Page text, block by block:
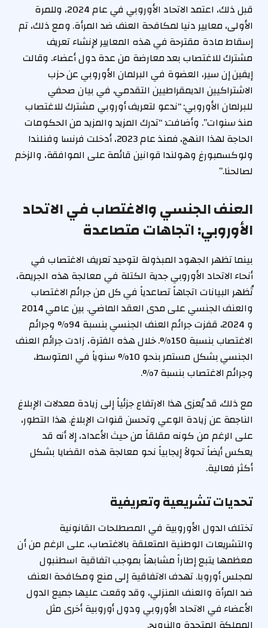
قبل ذلك، اعتمد الاتحاد الأوروبي في عام 2024، وللمرة
الأولى، معايير دنيا لمكافحة العنف ضد المرأة. ومع ذلك، تم
إسقاط مادة مقترحة في هذه المعايير لإنشاء تعريف
مشترك للاغتصاب بعد معارضة من عدة دول أعضاء. وقالت
إيفين إن سير، العضوة في البرلمان الأوروبي عن حزب
الاشتراكيين الديمقراطيين التقدمي، في بيان صحفي
للبرلمان الأوروبي: “ندعو لتعريف أوروبي مشترك للاغتصاب
منذ سنوات”. وأضافت: “تدرك المزيد والمزيد من الحكومات
الحاجة لهذا النهج، فمنذ عام 2023، أدخلت فرنسا وفنلندا
ولوكسمبورغ وهولندا قوانين قائمة على الموافقة، والزخم
لصالحنا.”
العنف الجنسي والاغتصاب في الاتحاد
الأوروبي: اتجاهات متصاعدة
بينما تظهر الجهود المبذولة لتوحيد تعريف الاغتصاب في
أنحاء الاتحاد الأوروبي جدية الكتلة في معالجة هذه الجريمة،
تُظهر البيانات اتجاهاً تصاعدياً في كل من جرائم الاغتصاب
والعنف الجنسي على مدى العقد الماضي. بين عامي 2014
و 2024، قفزت جرائم العنف الجنسي بنسبة 94% وجرائم
الاغتصاب بنسبة 150%. خلال هذه الفترة، زادت جرائم العنف
الجنسي بشكل مستمر بنحو 10% سنوياً في المتوسط،
وجرائم الاغتصاب بنسبة 7%.
مع ذلك، قد يُعزى هذا الارتفاع جزئياً إلى زيادة معدلات الإبلاغ
الناجمة عن زيادة الوعي وتحسن قنوات الإبلاغ. هذا التطور،
على الرغم من كونه مقلقاً من حيث الأعداد، إلا أنه قد
يعكس أيضاً تحولاً إيجابياً نحو معالجة هذه القضايا بشكل
أكثر فعالية.
تحديات تشريعية وتعريفية
تختلف الدول الأوروبية في المصطلحات القانونية
والتشريعات الوطنية المتعلقة بالاغتصاب، على الرغم من أن
معظمها يتبع إطاراً مشابهاً بموجب اتفاقية اسطنبول
لمجلس أوروبا. تهدف الاتفاقية إلى منع ومكافحة العنف
ضد المرأة والعنف المنزلي، وقد وقعت عليها جميع الدول
الأعضاء في الاتحاد الأوروبي ودول أوروبية أخرى مثل